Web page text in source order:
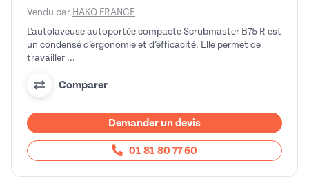
Vendu par HAKO FRANCE
L’autolaveuse autoportée compacte Scrubmaster B75 R est
un condensé d’ergonomie et d’efficacité. Elle permet de
travailler ...
Comparer
Demander un devis
01 81 80 77 60